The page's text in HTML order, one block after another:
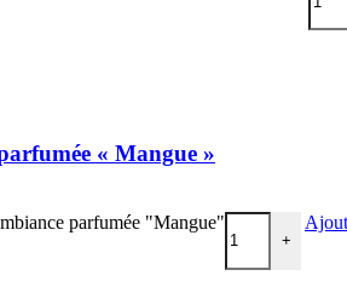
« Mangue »
parfumée "Mangue"
+